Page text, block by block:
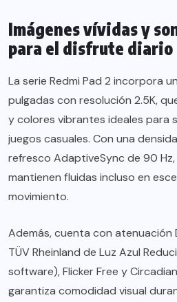
Imágenes vívidas y
para el disfrute diario
La serie Redmi Pad 2 incorpora
pulgadas con resolución 2.5K,
y colores vibrantes ideales para
juegos casuales. Con una
refresco AdaptiveSync de 90 Hz,
mantienen fluidas incluso en
movimiento.
Además, cuenta con atenuación
TÜV Rheinland de Luz Azul
software), Flicker Free y
garantiza comodidad visual